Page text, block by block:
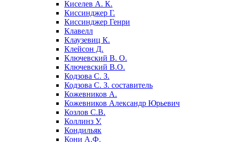
Киселев А. К.
Киссинджер Г.
Киссинджер Генри
Клавелл
Клаузевиц К.
Клейсон Д.
Ключевский В. О.
Ключевский В.О.
Кодзова С. З.
Кодзова С. З. составитель
Кожевников А.
Кожевников Александр Юрьевич
Козлов С.В.
Коллинз У.
Кондильяк
Кони А.Ф.